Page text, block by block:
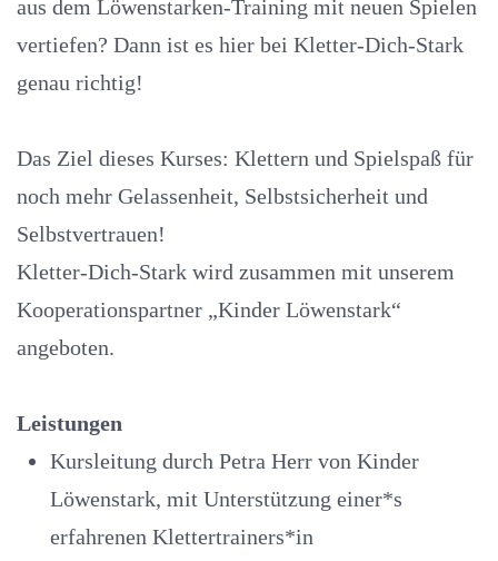
aus dem Löwenstarken-Training mit neuen Spielen
vertiefen? Dann ist es hier bei Kletter-Dich-Stark
genau richtig!
Das Ziel dieses Kurses: Klettern und Spielspaß für
noch mehr Gelassenheit, Selbstsicherheit und
Selbstvertrauen!
Kletter-Dich-Stark wird zusammen mit unserem
Kooperationspartner „Kinder Löwenstark“
angeboten.
Leistungen
Kursleitung durch Petra Herr von Kinder
Löwenstark, mit Unterstützung einer*s
erfahrenen Klettertrainers*in